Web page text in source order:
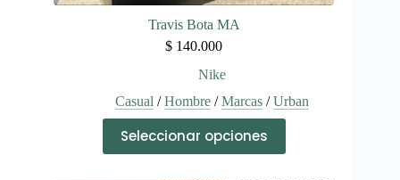
Travis Bota MA
$ 140.000
Nike
Casual /Hombre/Marcas/Urban
Seleccionar opciones
producto
tiene